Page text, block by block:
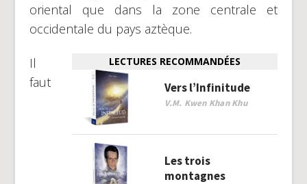
oriental que dans la zone centrale et
occidentale du pays aztèque.
LECTURES RECOMMANDÉES
Vers l’Infinitude
V.M. Kwen Khan Khu
Les trois
montagnes
Il
faut